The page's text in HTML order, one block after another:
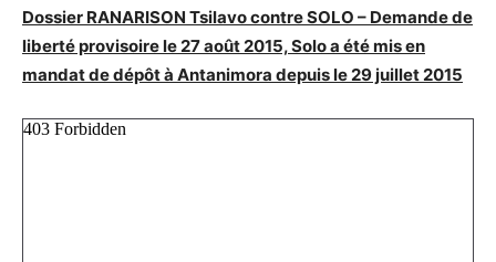
Dossier RANARISON Tsilavo contre SOLO – Demande de
liberté provisoire le 27 août 2015, Solo a été mis en
mandat de dépôt à Antanimora depuis le 29 juillet 2015